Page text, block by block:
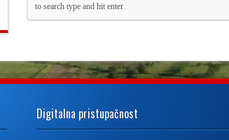
Digitalna pristupačnost